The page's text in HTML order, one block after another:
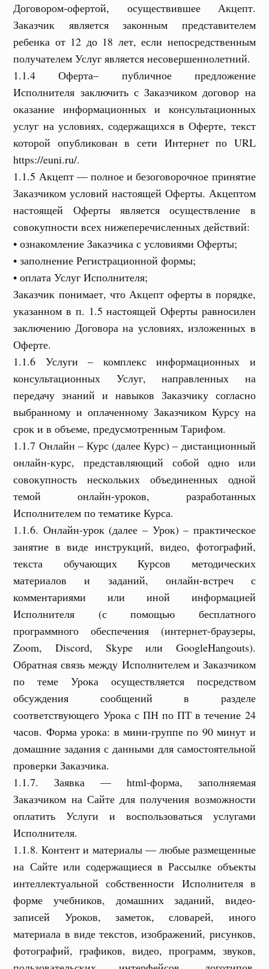
Договором-офертой, осуществившее Акцепт.
Заказчик является законным представителем
ребенка от 12 до 18 лет, если непосредственным
получателем Услуг является несовершеннолетний.
1.1.4 Оферта– публичное предложение
Исполнителя заключить с Заказчиком договор на
оказание информационных и консультационных
услуг на условиях, содержащихся в Оферте, текст
которой опубликован в сети Интернет по URL
https://euni.ru/.
1.1.5 Акцепт — полное и безоговорочное принятие
Заказчиком условий настоящей Оферты. Акцептом
настоящей Оферты является осуществление в
совокупности всех нижеперечисленных действий:
• ознакомление Заказчика с условиями Оферты;
• заполнение Регистрационной формы;
• оплата Услуг Исполнителя;
Заказчик понимает, что Акцепт оферты в порядке,
указанном в п. 1.5 настоящей Оферты равносилен
заключению Договора на условиях, изложенных в
Оферте.
1.1.6 Услуги – комплекс информационных и
консультационных Услуг, направленных на
передачу знаний и навыков Заказчику согласно
выбранному и оплаченному Заказчиком Курсу на
срок и в объеме, предусмотренным Тарифом.
1.1.7 Онлайн – Курс (далее Курс) – дистанционный
онлайн-курс, представляющий собой одно или
совокупность нескольких объединенных одной
темой онлайн-уроков, разработанных
Исполнителем по тематике Курса.
1.1.6. Онлайн-урок (далее – Урок) – практическое
занятие в виде инструкций, видео, фотографий,
текста обучающих Курсов методических
материалов и заданий, онлайн-встреч с
комментариями или иной информацией
Исполнителя (с помощью бесплатного
программного обеспечения (интернет-браузеры,
Zoom, Discord, Skype или GoogleHangouts).
Обратная связь между Исполнителем и Заказчиком
по теме Урока осуществляется посредством
обсуждения сообщений в разделе
соответствующего Урока с ПН по ПТ в течение 24
часов. Форма урока: в мини-группе по 90 минут и
домашние задания с данными для самостоятельной
проверки Заказчика.
1.1.7. Заявка — html-форма, заполняемая
Заказчиком на Сайте для получения возможности
оплатить Услуги и воспользоваться услугами
Исполнителя.
1.1.8. Контент и материалы — любые размещенные
на Сайте или содержащиеся в Рассылке объекты
интеллектуальной собственности Исполнителя в
форме учебников, домашних заданий, видео-
записей Уроков, заметок, словарей, иного
материала в виде текстов, изображений, рисунков,
фотографий, графиков, видео, программ, звуков,